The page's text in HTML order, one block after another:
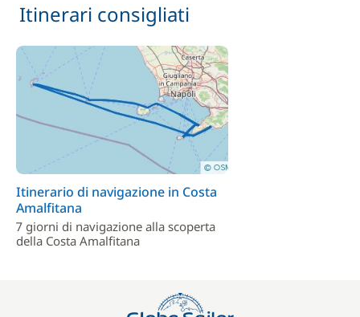
Itinerari consigliati
Itinerario di navigazione in Costa
Amalfitana
7 giorni di navigazione alla scoperta
della Costa Amalfitana